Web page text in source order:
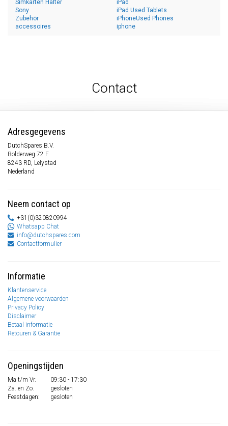
Simkarten Halter
Sony
Zubehör
accessoires
iPad
iPad Used Tablets
iPhoneUsed Phones
iphone
Contact
Adresgegevens
DutchSpares B.V.
Bolderweg 72 F
8243 RD, Lelystad
Nederland
Neem contact op
+31(0)320820994
Whatsapp Chat
info@dutchspares.com
Contactformulier
Informatie
Klantenservice
Algemene voorwaarden
Privacy Policy
Disclaimer
Betaal informatie
Retouren & Garantie
Openingstijden
Ma t/m Vr.
09:30 - 17:30
Za. en Zo.
gesloten
Feestdagen:
gesloten